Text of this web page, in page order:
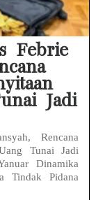
Febrie
Jadi
Rencana
Tunai Jadi
Dinamika
Tindak Pidana